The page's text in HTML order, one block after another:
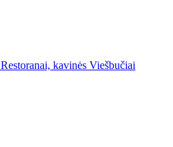
Restoranai, kavinės Viešbučiai